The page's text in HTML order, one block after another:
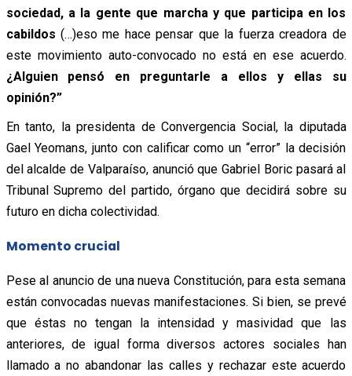
sociedad, a la gente que marcha y que participa en los
cabildos (…)eso me hace pensar que la fuerza creadora de
este movimiento auto-convocado no está en ese acuerdo.
¿Alguien pensó en preguntarle a ellos y ellas su
opinión?”
En tanto, la presidenta de Convergencia Social, la diputada
Gael Yeomans, junto con calificar como un “error” la decisión
del alcalde de Valparaíso, anunció que Gabriel Boric pasará al
Tribunal Supremo del partido, órgano que decidirá sobre su
futuro en dicha colectividad.
Momento crucial
Pese al anuncio de una nueva Constitución, para esta semana
están convocadas nuevas manifestaciones. Si bien, se prevé
que éstas no tengan la intensidad y masividad que las
anteriores, de igual forma diversos actores sociales han
llamado a no abandonar las calles y rechazar este acuerdo